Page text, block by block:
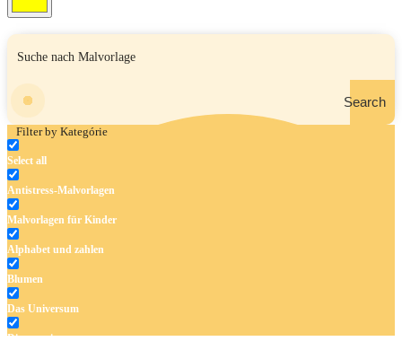
Search
Filter by Kategórie
Select all
Antistress-Malvorlagen
Malvorlagen für Kinder
Alphabet und zahlen
Blumen
Das Universum
Dinosaurier